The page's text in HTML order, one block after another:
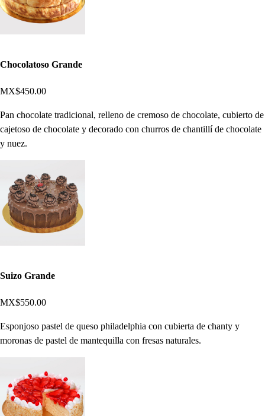
Chocolatoso Grande
MX$450.00
Pan chocolate tradicional, relleno de cremoso de chocolate, cubierto de
cajetoso de chocolate y decorado con churros de chantillí de chocolate
y nuez.
Suizo Grande
MX$550.00
Esponjoso pastel de queso philadelphia con cubierta de chanty y
moronas de pastel de mantequilla con fresas naturales.